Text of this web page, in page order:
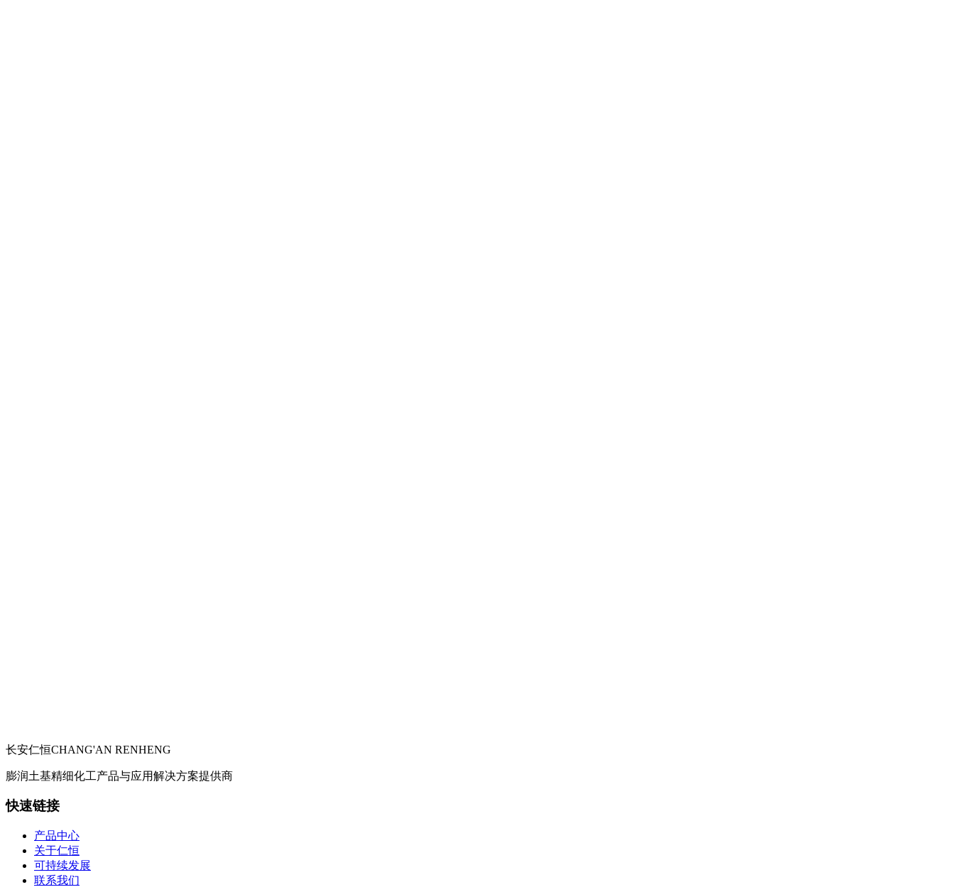
长安仁恒CHANG'AN RENHENG
膨润土基精细化工产品与应用解决方案提供商
快速链接
产品中心
关于仁恒
可持续发展
联系我们